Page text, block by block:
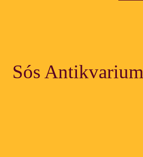
Sós Antikvarium